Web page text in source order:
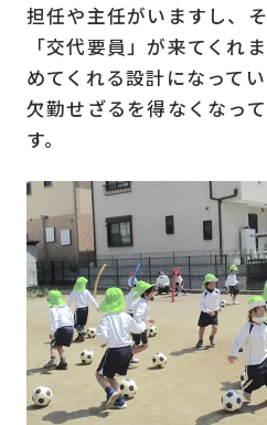
担任や主任がいますし、
「交代要員」が来てくれ
めてくれる設計になって
欠勤せざるを得なくなっ
す。